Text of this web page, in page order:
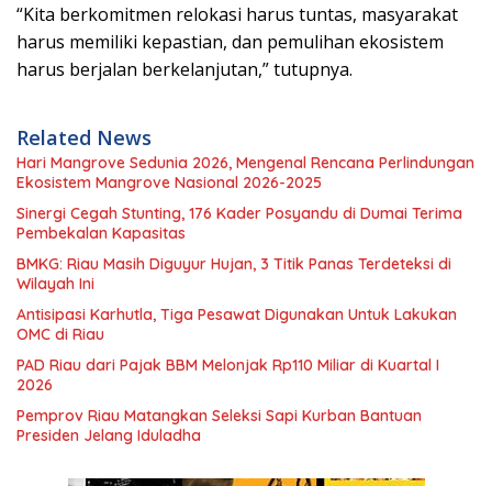
“Kita berkomitmen relokasi harus tuntas, masyarakat
harus memiliki kepastian, dan pemulihan ekosistem
harus berjalan berkelanjutan,” tutupnya.
Related News
Hari Mangrove Sedunia 2026, Mengenal Rencana Perlindungan
Ekosistem Mangrove Nasional 2026-2025
Sinergi Cegah Stunting, 176 Kader Posyandu di Dumai Terima
Pembekalan Kapasitas
BMKG: Riau Masih Diguyur Hujan, 3 Titik Panas Terdeteksi di
Wilayah Ini
Antisipasi Karhutla, Tiga Pesawat Digunakan Untuk Lakukan
OMC di Riau
PAD Riau dari Pajak BBM Melonjak Rp110 Miliar di Kuartal I
2026
Pemprov Riau Matangkan Seleksi Sapi Kurban Bantuan
Presiden Jelang Iduladha